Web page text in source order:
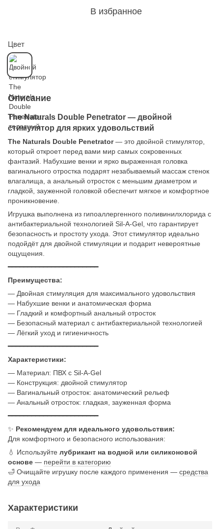
В избранное
Цвет
Описание
The Naturals Double Penetrator — двойной
стимулятор для ярких удовольствий
The Naturals Double Penetrator— это двойной стимулятор,
который откроет перед вами мир самых сокровенных
фантазий. Набухшие венки и ярко выраженная головка
вагинального отростка подарят незабываемый массаж стенок
влагалища, а анальный отросток с меньшим диаметром и
гладкой, зауженной головкой обеспечит мягкое и комфортное
проникновение.
Игрушка выполнена из гипоаллергенного поливинилхлорида с
антибактериальной технологией Sil-A-Gel, что гарантирует
безопасность и простоту ухода. Этот стимулятор идеально
подойдёт для двойной стимуляции и подарит невероятные
ощущения.
━━━━━━━━━━━━━━━━━━━━━━━
Преимущества:
— Двойная стимуляция для максимального удовольствия
— Набухшие венки и анатомическая форма
— Гладкий и комфортный анальный отросток
— Безопасный материал с антибактериальной технологией
— Лёгкий уход и гигиеничность
━━━━━━━━━━━━━━━━━━━━━━━
Характеристики:
— Материал: ПВХ с Sil-A-Gel
— Конструкция: двойной стимулятор
— Вагинальный отросток: анатомический рельеф
— Анальный отросток: гладкая, зауженная форма
━━━━━━━━━━━━━━━━━━━━━━━
✨ Рекомендуем для идеального удовольствия:
Для комфортного и безопасного использования:
💧 Используйте лубрикант на водной или силиконовой
основе — перейти в категорию
🛁 Очищайте игрушку после каждого применения — средства
для ухода
Характеристики